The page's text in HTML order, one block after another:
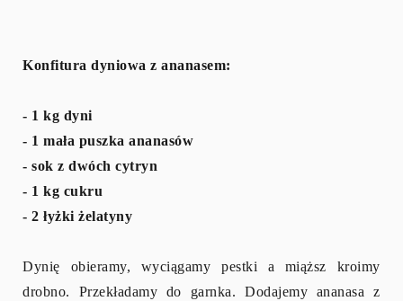
Konfitura dyniowa z ananasem:
- 1 kg dyni
- 1 mała puszka ananasów
- sok z dwóch cytryn
- 1 kg cukru
- 2 łyżki żelatyny
Dynię obieramy, wyciągamy pestki a miąższ kroimy
drobno. Przekładamy do garnka. Dodajemy ananasa z